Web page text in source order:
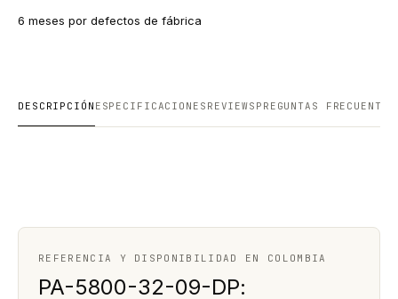
6 meses por defectos de fábrica
DESCRIPCIÓN ESPECIFICACIONES REVIEWS PREGUNTAS FRECUENTES
REFERENCIA Y DISPONIBILIDAD EN COLOMBIA
PA-5800-32-09-DP: